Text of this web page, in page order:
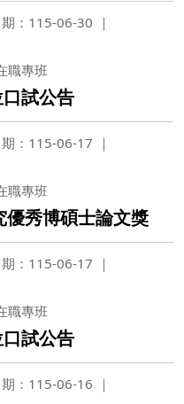
：115-06-30
職專班
試公告
：115-06-17
職專班
優秀博碩士論文獎
：115-06-17
職專班
試公告
：115-06-16